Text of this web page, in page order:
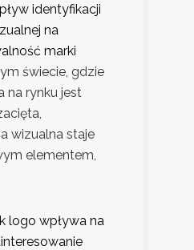
identyfikacji
na
marki
świecie, gdzie
na rynku jest
wizualna staje
elementem,
logo wpływa na